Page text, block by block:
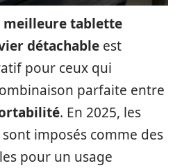
meilleure tablette
détachable est
pour ceux qui
parfaite entre
. En 2025, les
imposés comme des
pour un usage